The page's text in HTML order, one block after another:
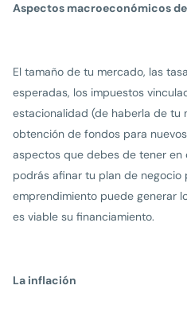
Aspectos macroeconómicos
El tamaño de tu mercado, las
esperadas, los impuestos
estacionalidad (de haberla de tu
obtención de fondos para
aspectos que debes de tener en
podrás afinar tu plan de
emprendimiento puede generar
es viable su financiamiento.
La inflación